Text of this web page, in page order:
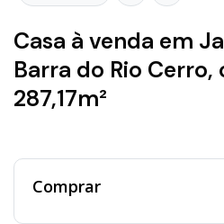
Casa à venda em
Barra do Rio
287,17m²
Comprar